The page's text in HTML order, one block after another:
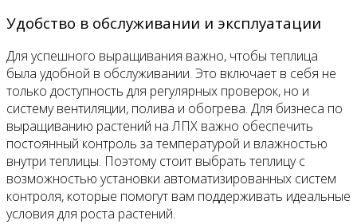
Удобство в обслуживании и эксплуатации
Для успешного выращивания важно, чтобы теплица
была удобной в обслуживании. Это включает в себя не
только доступность для регулярных проверок, но и
систему вентиляции, полива и обогрева. Для бизнеса по
выращиванию растений на ЛПХ важно обеспечить
постоянный контроль за температурой и влажностью
внутри теплицы. Поэтому стоит выбрать теплицу с
возможностью установки автоматизированных систем
контроля, которые помогут вам поддерживать идеальные
условия для роста растений.